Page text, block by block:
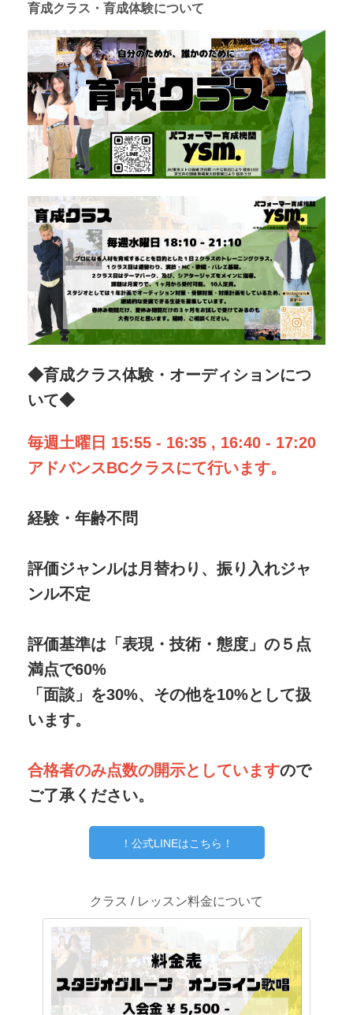
育成クラス・育成体験について
◆育成クラス体験・オーディションにつ
いて◆
毎週土曜日 15:55 - 16:35 , 16:40 - 17:20
アドバンスBCクラスにて行います。
経験・年齢不問
評価ジャンルは月替わり、振り入れジャ
ンル不定
評価基準は「表現・技術・態度」の５点
満点で60%
「面談」を30%、その他を10%として扱
います。
合格者のみ点数の開示としていますので
ご了承ください。
！公式LINEはこちら！
クラス / レッスン料金について